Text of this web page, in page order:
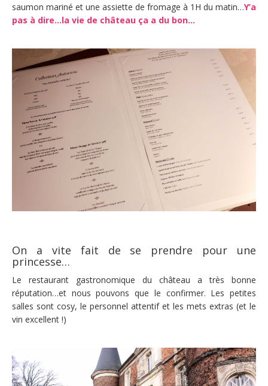
saumon mariné et une assiette de fromage à 1H du matin…Y’a
pas à dire…la vie de château ça a du bon…
On a vite fait de se prendre pour une
princesse…
Le restaurant gastronomique du château a très bonne
réputation…et nous pouvons que le confirmer. Les petites
salles sont cosy, le personnel attentif et les mets extras (et le
vin excellent !)